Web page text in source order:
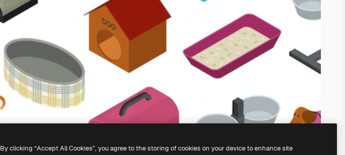
By clicking “Accept All Cookies”, you agree to the storing of cookies on your device to enhance site